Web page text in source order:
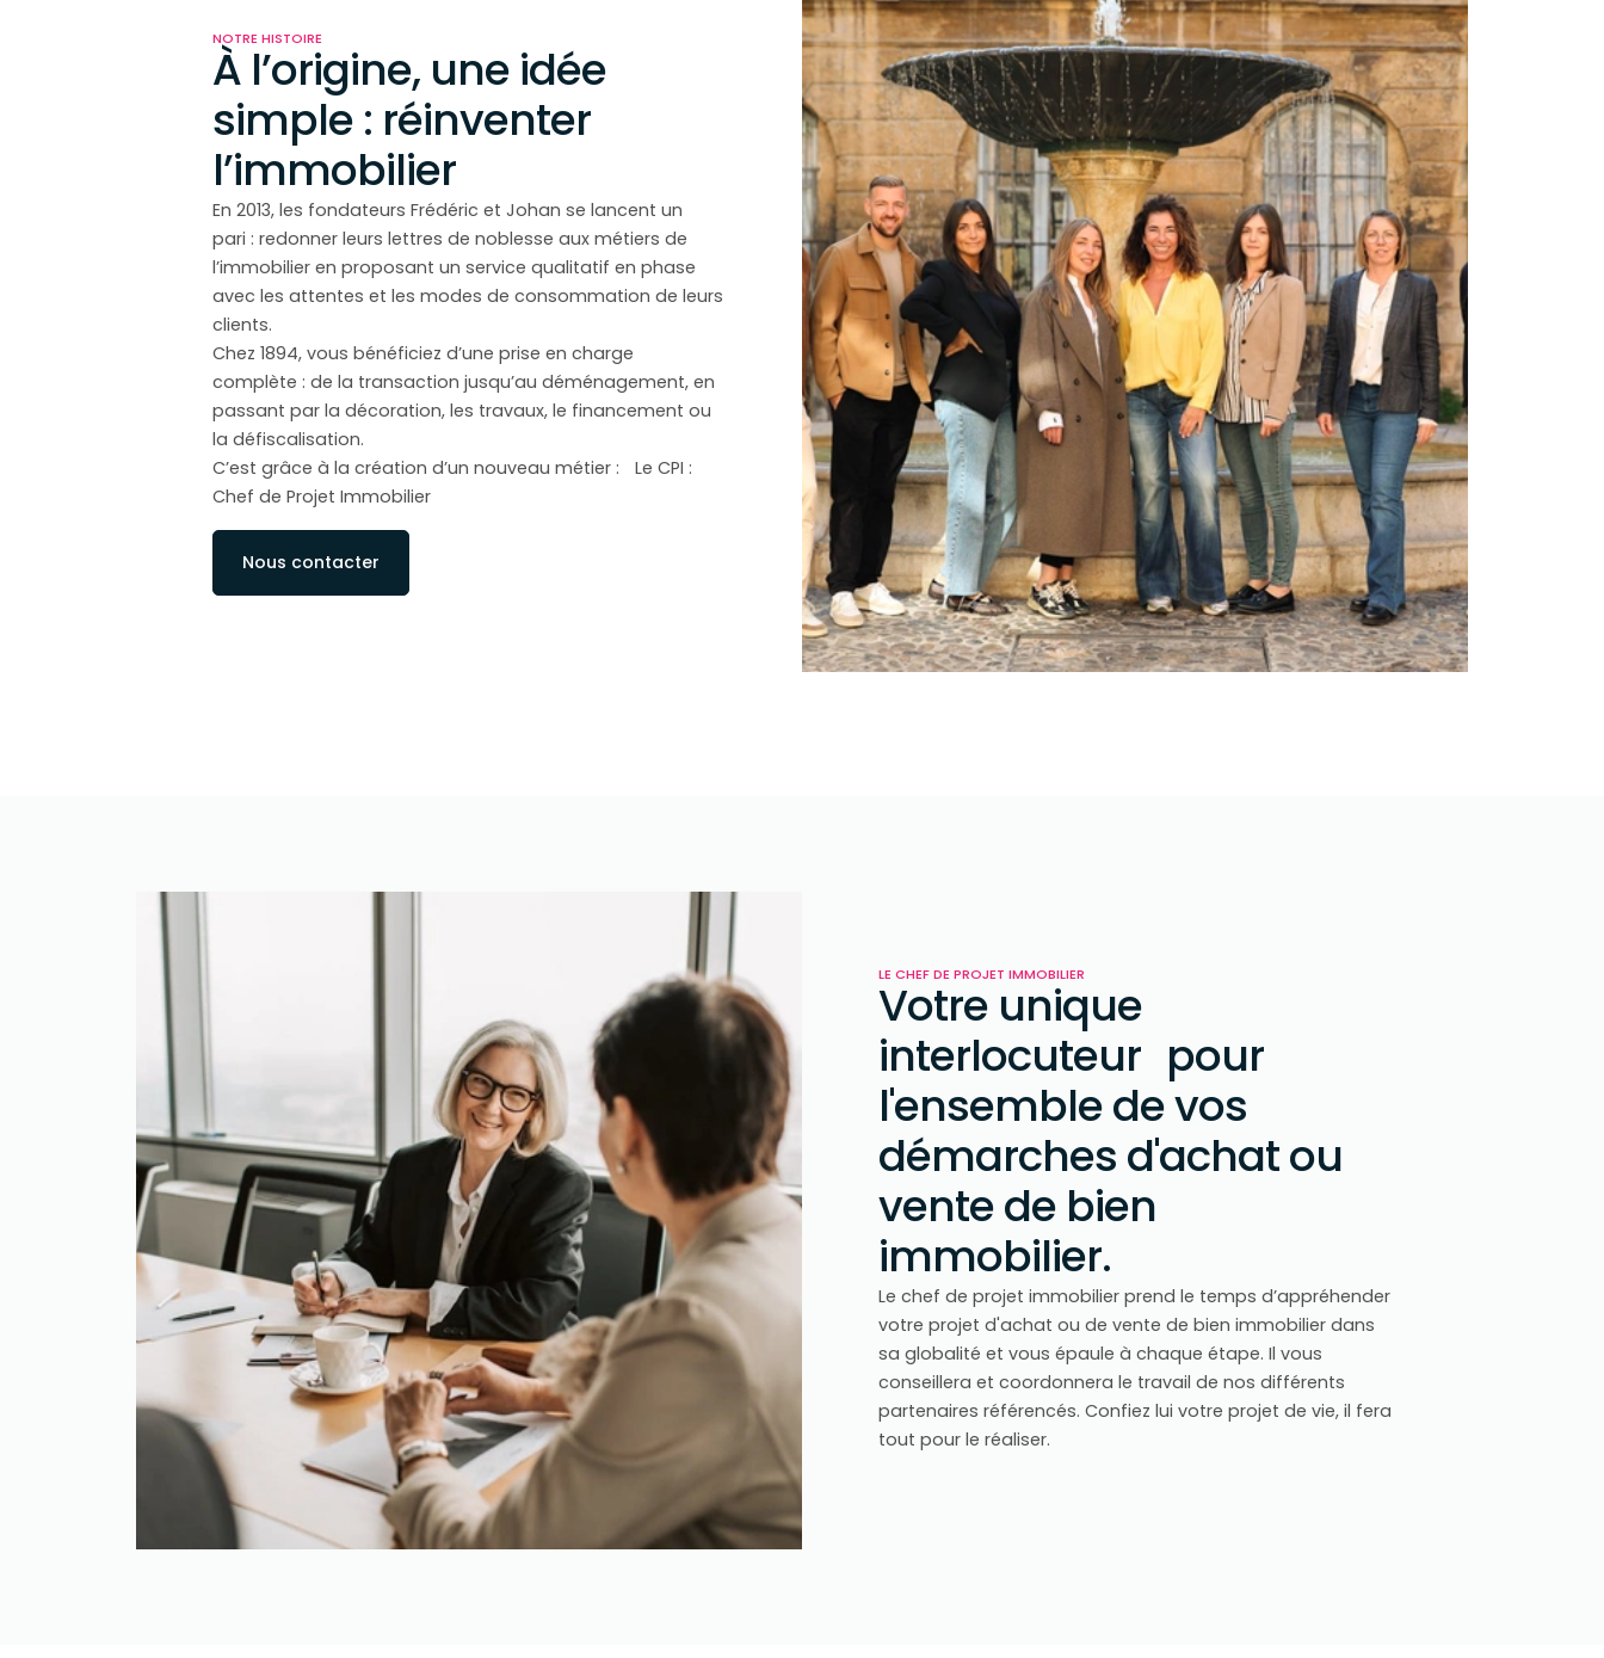
NOTRE HISTOIRE
À l’origine, une idée
simple : réinventer
l’immobilier
En 2013, les fondateurs Frédéric et Johan se lancent un
pari : redonner leurs lettres de noblesse aux métiers de
l’immobilier en proposant un service qualitatif en phase
avec les attentes et les modes de consommation de leurs
clients.
Chez 1894, vous bénéficiez d’une prise en charge
complète : de la transaction jusqu’au déménagement, en
passant par la décoration, les travaux, le financement ou
la défiscalisation.
C’est grâce à la création d’un nouveau métier : Le CPI :
Chef de Projet Immobilier
Nous contacter
LE CHEF DE PROJET IMMOBILIER
Votre unique
interlocuteur pour
l'ensemble de vos
démarches d'achat ou
vente de bien
immobilier.
Le chef de projet immobilier prend le temps d’appréhender
votre projet d'achat ou de vente de bien immobilier dans
sa globalité et vous épaule à chaque étape. Il vous
conseillera et coordonnera le travail de nos différents
partenaires référencés. Confiez lui votre projet de vie, il fera
tout pour le réaliser.